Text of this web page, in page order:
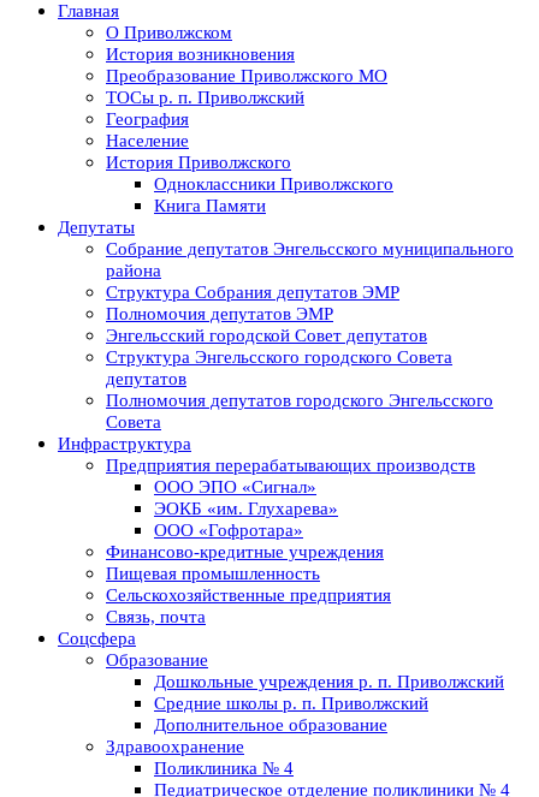
Главная
О Приволжском
История возникновения
Преобразование Приволжского МО
ТОСы р. п. Приволжский
География
Население
История Приволжского
Одноклассники Приволжского
Книга Памяти
Депутаты
Собрание депутатов Энгельсского муниципального
района
Структура Собрания депутатов ЭМР
Полномочия депутатов ЭМР
Энгельсский городской Совет депутатов
Структура Энгельсского городского Совета
депутатов
Полномочия депутатов городского Энгельсского
Совета
Инфраструктура
Предприятия перерабатывающих производств
ООО ЭПО «Сигнал»
ЭОКБ «им. Глухарева»
ООО «Гофротара»
Финансово-кредитные учреждения
Пищевая промышленность
Сельскохозяйственные предприятия
Связь, почта
Соцсфера
Образование
Дошкольные учреждения р. п. Приволжский
Средние школы р. п. Приволжский
Дополнительное образование
Здравоохранение
Поликлиника № 4
Педиатрическое отделение поликлиники № 4